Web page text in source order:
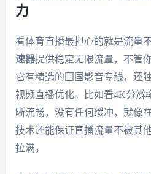
力
看体育直播最担心的就是流量
速器提供稳定无限流量，不管
它有精选的回国影音专线，还
视频直播优化。比如看4K分辨
晰流畅，没有任何缓冲，就像
技术还能保证直播流量不被其
拉满。